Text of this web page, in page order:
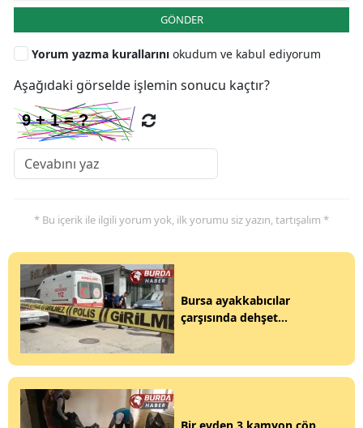
GÖNDER
Yorum yazma kurallarını okudum ve kabul ediyorum
Aşağıdaki görselde işlemin sonucu kaçtır?
* Bu içerik ile ilgili yorum yok, ilk yorumu siz yazın, tartışalım *
Bursa ayakkabıcılar
çarşısında dehşet...